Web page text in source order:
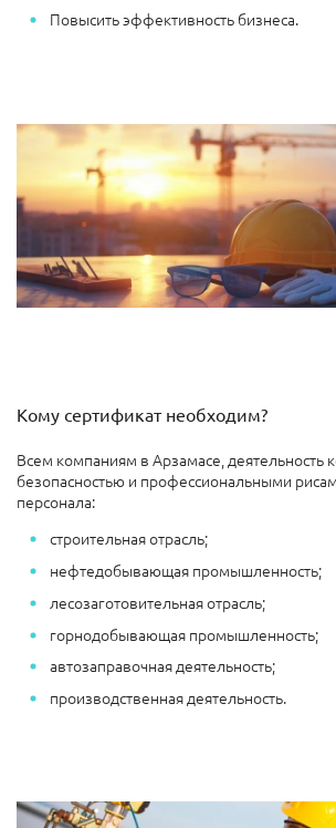
Повысить эффективность бизнеса.
Кому сертификат необходим?
Всем компаниям в Арзамасе, деятельность
безопасностью и профессиональными
персонала:
строительная отрасль;
нефтедобывающая промышленность;
лесозаготовительная отрасль;
горнодобывающая промышленность;
автозаправочная деятельность;
производственная деятельность.